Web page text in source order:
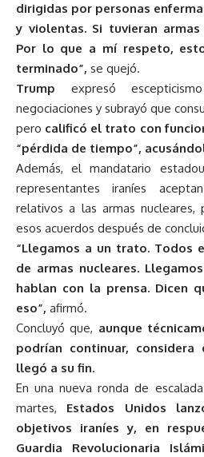
dirigidas por personas
y violentas. Si tuvieran
Por lo que a mí respeto,
terminado”, se quejó.
Trump expresó
negociaciones y subrayó que
pero calificó el trato con
“pérdida de tiempo”,
Además, el mandatario
representantes iraníes
relativos a las armas nucleares,
esos acuerdos después de
“Llegamos a un trato. Todos
de armas nucleares.
hablan con la prensa. Dicen
eso”, afirmó.
Concluyó que, aunque
podrían continuar,
llegó a su fin.
En una nueva ronda de
martes, Estados Unidos
objetivos iraníes y, en
Guardia Revolucionaria